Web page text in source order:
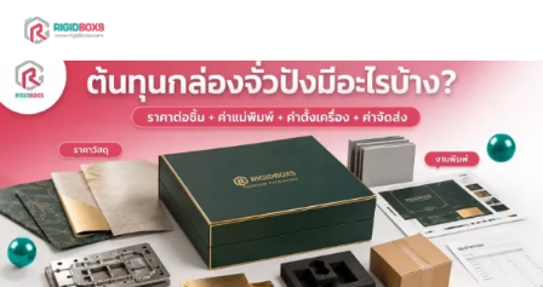
Skip
content
Search
for: